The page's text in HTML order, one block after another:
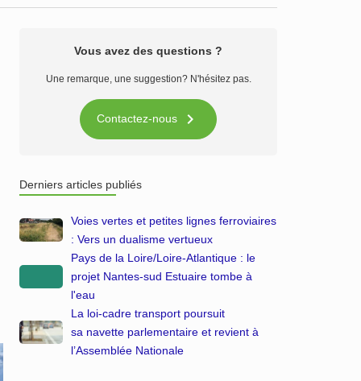
Vous avez des questions ?
Une remarque, une suggestion? N'hésitez pas.
Contactez-nous 
Derniers articles publiés
Voies vertes et petites lignes ferroviaires
: Vers un dualisme vertueux
Pays de la Loire/Loire-Atlantique : le
projet Nantes-sud Estuaire tombe à
l'eau
La loi-cadre transport poursuit
sa navette parlementaire et revient à
l’Assemblée Nationale